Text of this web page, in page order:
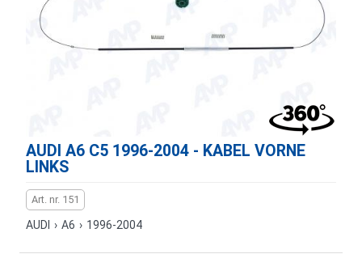
AUDI A6 C5 1996-2004 - KABEL VORNE
LINKS
Art. nr. 151
AUDI › A6 › 1996-2004